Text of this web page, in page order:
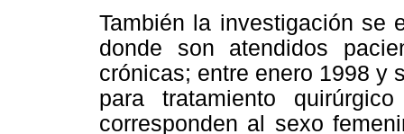
También la investigación se
donde son atendidos
crónicas; entre enero 1998 y
para tratamiento
corresponden al sexo